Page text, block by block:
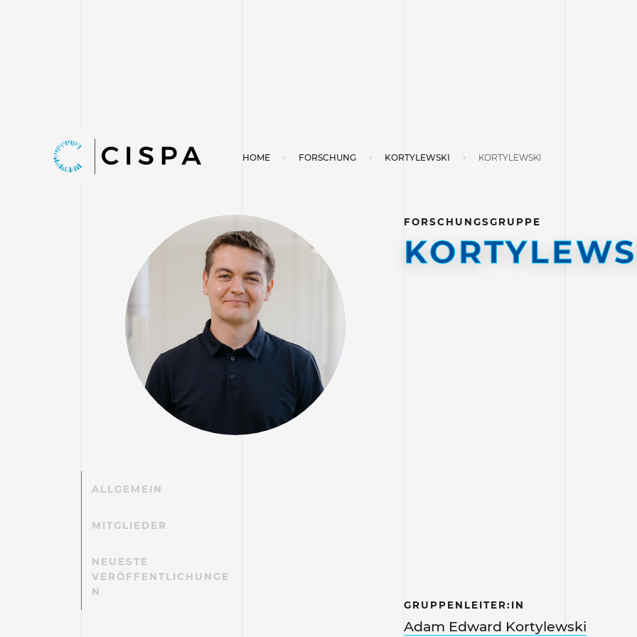
HOME FORSCHUNG KORTYLEWSKI KORTYLEWSKI
FORSCHUNGSGRUPPE
ALLGEMEIN
MITGLIEDER
NEUESTE
VERÖFFENTLICHUNGE
N
GRUPPENLEITER:IN
Adam Edward Kortylewski